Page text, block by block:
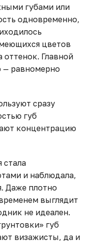
губами или
одновременно,
цветов
Главной
— равномерно
сразу
губ
концентрацию
стала
и наблюдала,
Даже плотно
выглядит
не идеален.
губ
визажисты, да и